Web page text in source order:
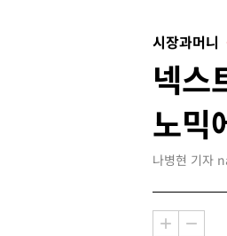
시장과머니
넥스
노믹
나병현 기자